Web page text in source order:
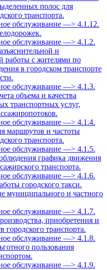
полос для
транспорта.
обслуживание —> 4.1.12.
обслуживание —> 4.1.2.
и
работы с жителями по
в городском транспорте
обслуживание —> 4.1.3.
объема и качества
транспортных услуг,
обслуживание —> 4.1.4.
маршрутов и частоты
транспорта.
обслуживание —> 4.1.5.
графика движения
транспорта.
обслуживание —> 4.1.6.
городского такси.
муниципального и частного
обслуживание —> 4.1.7.
приобретения и
городского транспорта.
обслуживание —> 4.1.8.
пользования
обслуживание —> 4.1.9.